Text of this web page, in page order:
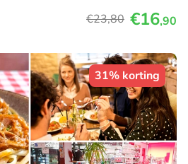
€23,80 €16,90
31% korting